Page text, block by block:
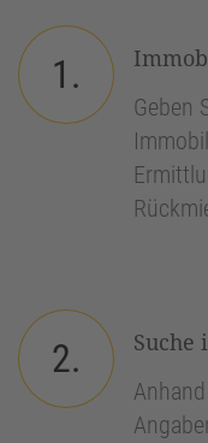
1.
Geben
2.
Suche